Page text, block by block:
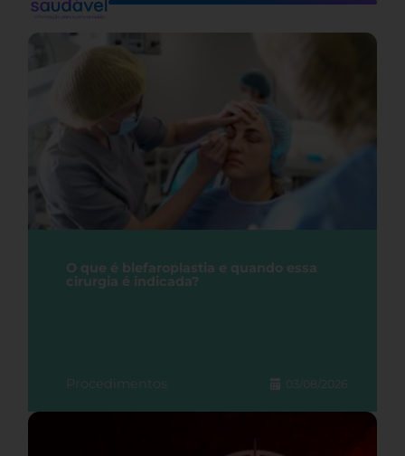
O que é blefaroplastia e quando essa
cirurgia é indicada?
Procedimentos 03/08/2026